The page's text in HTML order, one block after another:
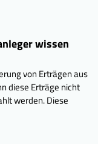
wissen
von Erträgen aus
diese Erträge nicht
werden. Diese